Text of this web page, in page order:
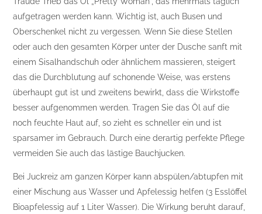
aufgetragen werden kann. Wichtig ist, auch Busen und
Oberschenkel nicht zu vergessen. Wenn Sie diese Stellen
oder auch den gesamten Körper unter der Dusche sanft mit
einem Sisalhandschuh oder ähnlichem massieren, steigert
das die Durchblutung auf schonende Weise, was erstens
überhaupt gut ist und zweitens bewirkt, dass die Wirkstoffe
besser aufgenommen werden. Tragen Sie das Öl auf die
noch feuchte Haut auf, so zieht es schneller ein und ist
sparsamer im Gebrauch. Durch eine derartig perfekte Pflege
vermeiden Sie auch das lästige Bauchjucken.
Bei Juckreiz am ganzen Körper kann abspülen/abtupfen mit
einer Mischung aus Wasser und Apfelessig helfen (3 Esslöffel
Bioapfelessig auf 1 Liter Wasser). Die Wirkung beruht darauf,